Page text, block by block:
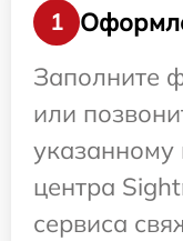
1
Заполните
или
указанному
центра
сервиса